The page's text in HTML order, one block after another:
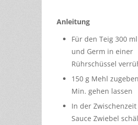
Anleitung
Für den Teig 300
und Germ in einer
Rührschüssel
150 g Mehl
Min. gehen lassen
In der
Sauce Zwiebel